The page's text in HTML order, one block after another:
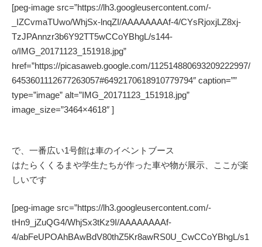
[peg-image src=”https://lh3.googleusercontent.com/-
_IZCvmaTUwo/WhjSx-lnqZI/AAAAAAAAf-4/CYsRjoxjLZ8xj-
TzJPAnnzr3b6Y92TT5wCCoYBhgL/s144-
o/IMG_20171123_151918.jpg”
href=”https://picasaweb.google.com/112514880693209222997/
6453601112677263057#6492170618910779794″ caption=””
type=”image” alt=”IMG_20171123_151918.jpg”
image_size=”3464×4618″ ]
で、一番広い1号館は車のイベントブース
はたらくくるまや学生たちが作った車や物が展示、ここが楽
しいです
[peg-image src=”https://lh3.googleusercontent.com/-
tHn9_jZuQG4/WhjSx3tKz9I/AAAAAAAAf-
4/abFeUPOAhBAwBdV80thZ5Kr8awRS0U_CwCCoYBhgL/s1